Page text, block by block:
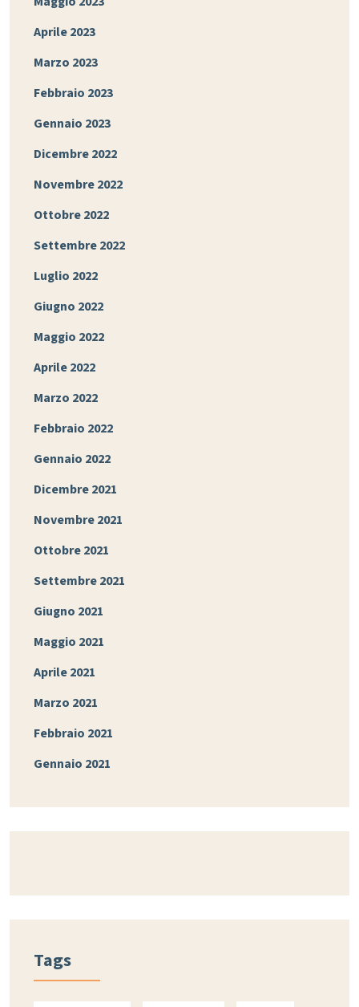
Aprile 2023
Marzo 2023
Febbraio 2023
Gennaio 2023
Dicembre 2022
Novembre 2022
Ottobre 2022
Settembre 2022
Luglio 2022
Giugno 2022
Maggio 2022
Aprile 2022
Marzo 2022
Febbraio 2022
Gennaio 2022
Dicembre 2021
Novembre 2021
Ottobre 2021
Settembre 2021
Giugno 2021
Maggio 2021
Aprile 2021
Marzo 2021
Febbraio 2021
Gennaio 2021
Tags